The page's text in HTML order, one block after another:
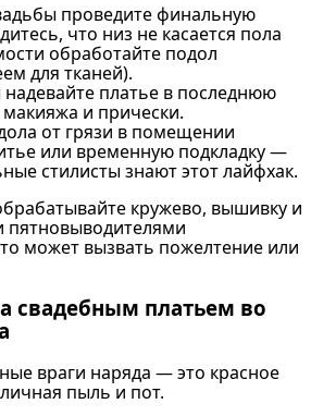
проведите финальную
что низ не касается пола
обработайте подол
для тканей).
платье в последнюю
и прически.
от грязи в помещении
или временную подкладку —
стилисты знают этот лайфхак.
кружево, вышивку и
пятновыводителями
может вызвать пожелтение или
свадебным платьем во
враги наряда — это красное
пыль и пот.